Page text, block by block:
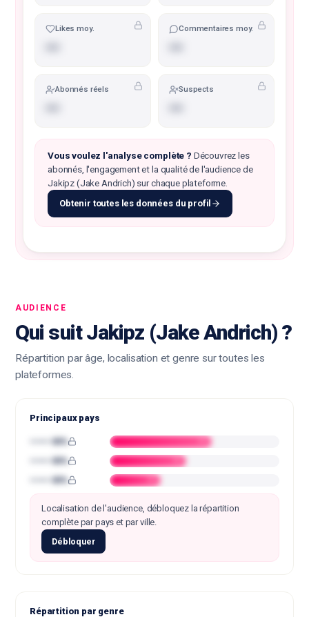
Likes moy. Commentaires moy.
Abonnés réels Suspects
Vous voulez l'analyse complète ? Découvrez les
abonnés, l'engagement et la qualité de l'audience de
Jakipz (Jake Andrich) sur chaque plateforme.
Obtenir toutes les données du profil
AUDIENCE
Qui suit Jakipz (Jake Andrich) ?
Répartition par âge, localisation et genre sur toutes les
plateformes.
Principaux pays
•••••• 00% ••
•••••• 00% ••
•••••• 00% ••
Localisation de l'audience, débloquez la répartition
complète par pays et par ville.
Débloquer
Répartition par genre